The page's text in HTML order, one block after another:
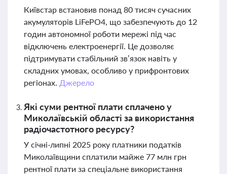
Київстар встановив понад 80 тисяч сучасних
акумуляторів LiFePO4, що забезпечують до 12
годин автономної роботи мережі під час
відключень електроенергії. Це дозволяє
підтримувати стабільний зв’язок навіть у
складних умовах, особливо у прифронтових
регіонах. Джерело
Які суми рентної плати сплачено у
Миколаївській області за використання
радіочастотного ресурсу?
У січні-липні 2025 року платники податків
Миколаївщини сплатили майже 77 млн грн
рентної плати за спеціальне використання